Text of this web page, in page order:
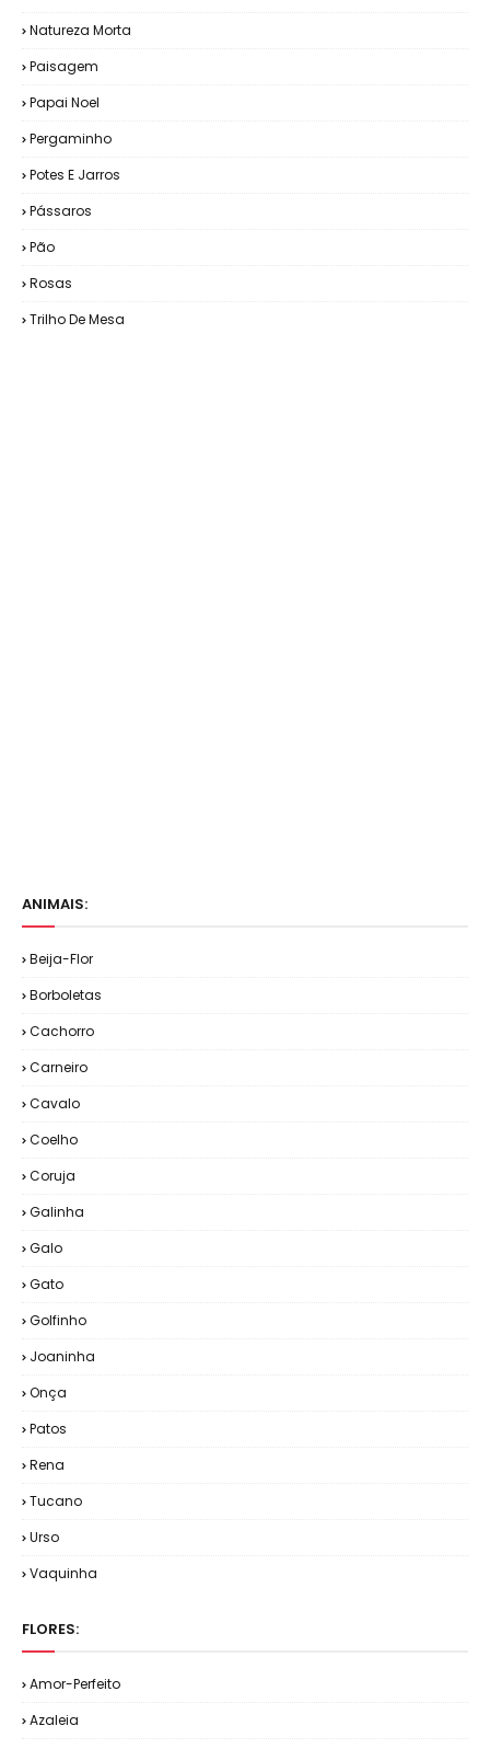
Natureza Morta
Paisagem
Papai Noel
Pergaminho
Potes E Jarros
Pássaros
Pão
Rosas
Trilho De Mesa
ANIMAIS:
Beija-Flor
Borboletas
Cachorro
Carneiro
Cavalo
Coelho
Coruja
Galinha
Galo
Gato
Golfinho
Joaninha
Onça
Patos
Rena
Tucano
Urso
Vaquinha
FLORES:
Amor-Perfeito
Azaleia